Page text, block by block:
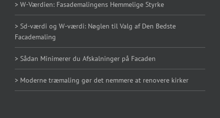
> W-Værdien: Fasademalingens Hemmelige Styrke
> Sd-værdi og W-værdi: Nøglen til Valg af Den Bedste
Facademaling
> Sådan Minimerer du Afskalninger på Facaden
> Moderne træmaling gør det nemmere at renovere kirker